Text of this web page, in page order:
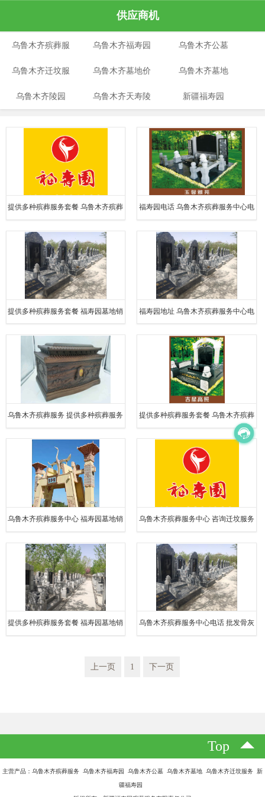
供应商机
乌鲁木齐殡葬服
务
乌鲁木齐福寿园 乌鲁木齐公墓
乌鲁木齐迁坟服
务
乌鲁木齐墓地价
格
乌鲁木齐墓地
乌鲁木齐陵园 乌鲁木齐天寿陵 新疆福寿园
提供多种殡葬服务套餐 乌鲁木齐殡葬 福寿园电话 乌鲁木齐殡葬服务中心电
提供多种殡葬服务套餐 福寿园墓地销 福寿园地址 乌鲁木齐殡葬服务中心电
乌鲁木齐殡葬服务 提供多种殡葬服务
套餐 福寿园墓地销售
提供多种殡葬服务套餐 乌鲁木齐殡葬
服务中心 福寿园墓地销售电话
乌鲁木齐殡葬服务中心 福寿园墓地销 乌鲁木齐殡葬服务中心 咨询迁坟服务
提供多种殡葬服务套餐 福寿园墓地销 乌鲁木齐殡葬服务中心电话 批发骨灰
上一页 1 下一页
Top
主营产品：乌鲁木齐殡葬服务 乌鲁木齐福寿园 乌鲁木齐公墓 乌鲁木齐墓地 乌鲁木齐迁坟服务 新
疆福寿园